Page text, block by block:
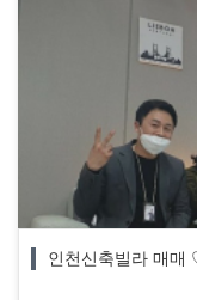
인천신축빌라 매